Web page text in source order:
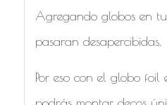
Agregando globos en
pasaran desapercibidas.
Por eso con el globo foil